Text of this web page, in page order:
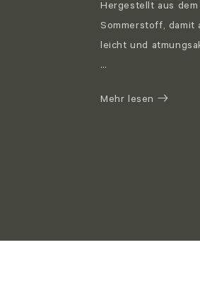
Hergestellt aus
Sommerstoff, damit
leicht und
…
Mehr lesen